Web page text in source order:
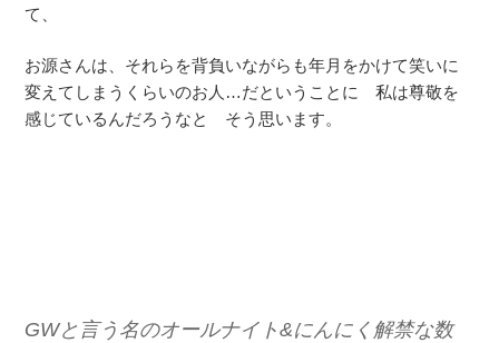
て、
お源さんは、それらを背負いながらも年月をかけて笑いに
変えてしまうくらいのお人…だということに 私は尊敬を
感じているんだろうなと そう思います。
GWと言う名のオールナイト&にんにく解禁な数